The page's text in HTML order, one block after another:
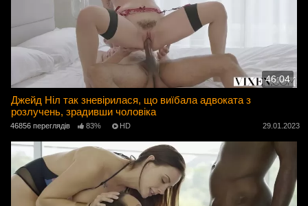
46:04
Джейд Ніл так зневірилася, що виїбала адвоката з
розлучень, зрадивши чоловіка
46856 переглядів 83% HD 29.01.2023